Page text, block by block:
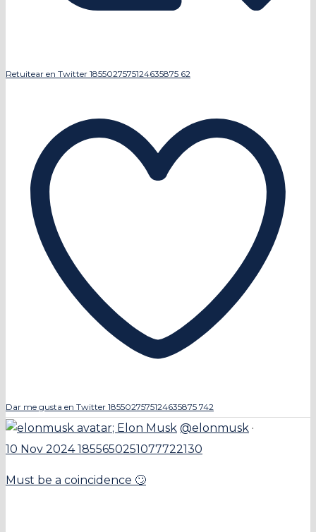
Retuitear en Twitter 1855027575124635875 62
Dar me gusta en Twitter 1855027575124635875 742
; Elon Musk @elonmusk ·
10 Nov 20241855650251077722130
Must be a coincidence 🙄